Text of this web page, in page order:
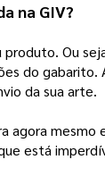
na GIV?
produto. Ou
do
da sua arte.
agora
está